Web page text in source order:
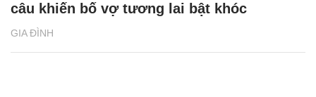
GIA ĐÌNH
câu khiến bố vợ tương lai bật khóc